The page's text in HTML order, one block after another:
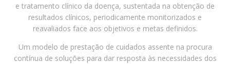
e tratamento clínico da doença, sustentada na obtenção de
resultados clínicos, periodicamente monitorizados e
reavaliados face aos objetivos e metas definidos.
Um modelo de prestação de cuidados assente na procura
contínua de soluções para dar resposta às necessidades dos